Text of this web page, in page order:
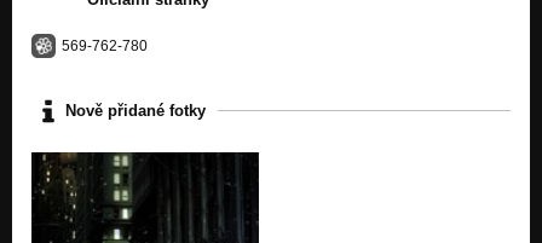
569-762-780
Nově přidané fotky